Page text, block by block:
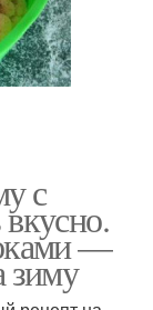
с
—
зиму